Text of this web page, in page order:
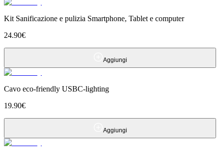
Kit Sanificazione e pulizia Smartphone, Tablet e computer
24.90€
Aggiungi
Cavo eco-friendly USBC-lighting
19.90€
Aggiungi